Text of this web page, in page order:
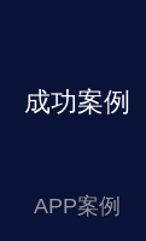
成功案例
APP案例